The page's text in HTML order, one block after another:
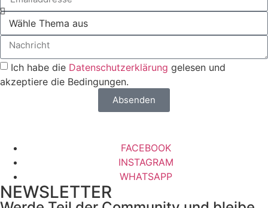
Ich habe die Datenschutzerklärung gelesen und
akzeptiere die Bedingungen.
Absenden
FACEBOOK
INSTAGRAM
WHATSAPP
NEWSLETTER